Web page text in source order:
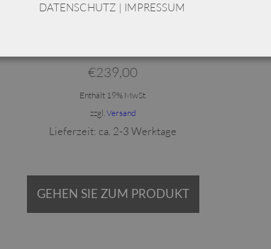
€239,00
Enthält 19% MwSt.
zzgl.Versand
Lieferzeit: ca. 2-3 Werktage
GEHEN SIE ZUM PRODUKT
DATENSCHUTZ | IMPRESSUM